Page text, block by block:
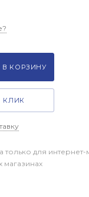
В КОРЗИНУ
КЛИК
только для
магазинах